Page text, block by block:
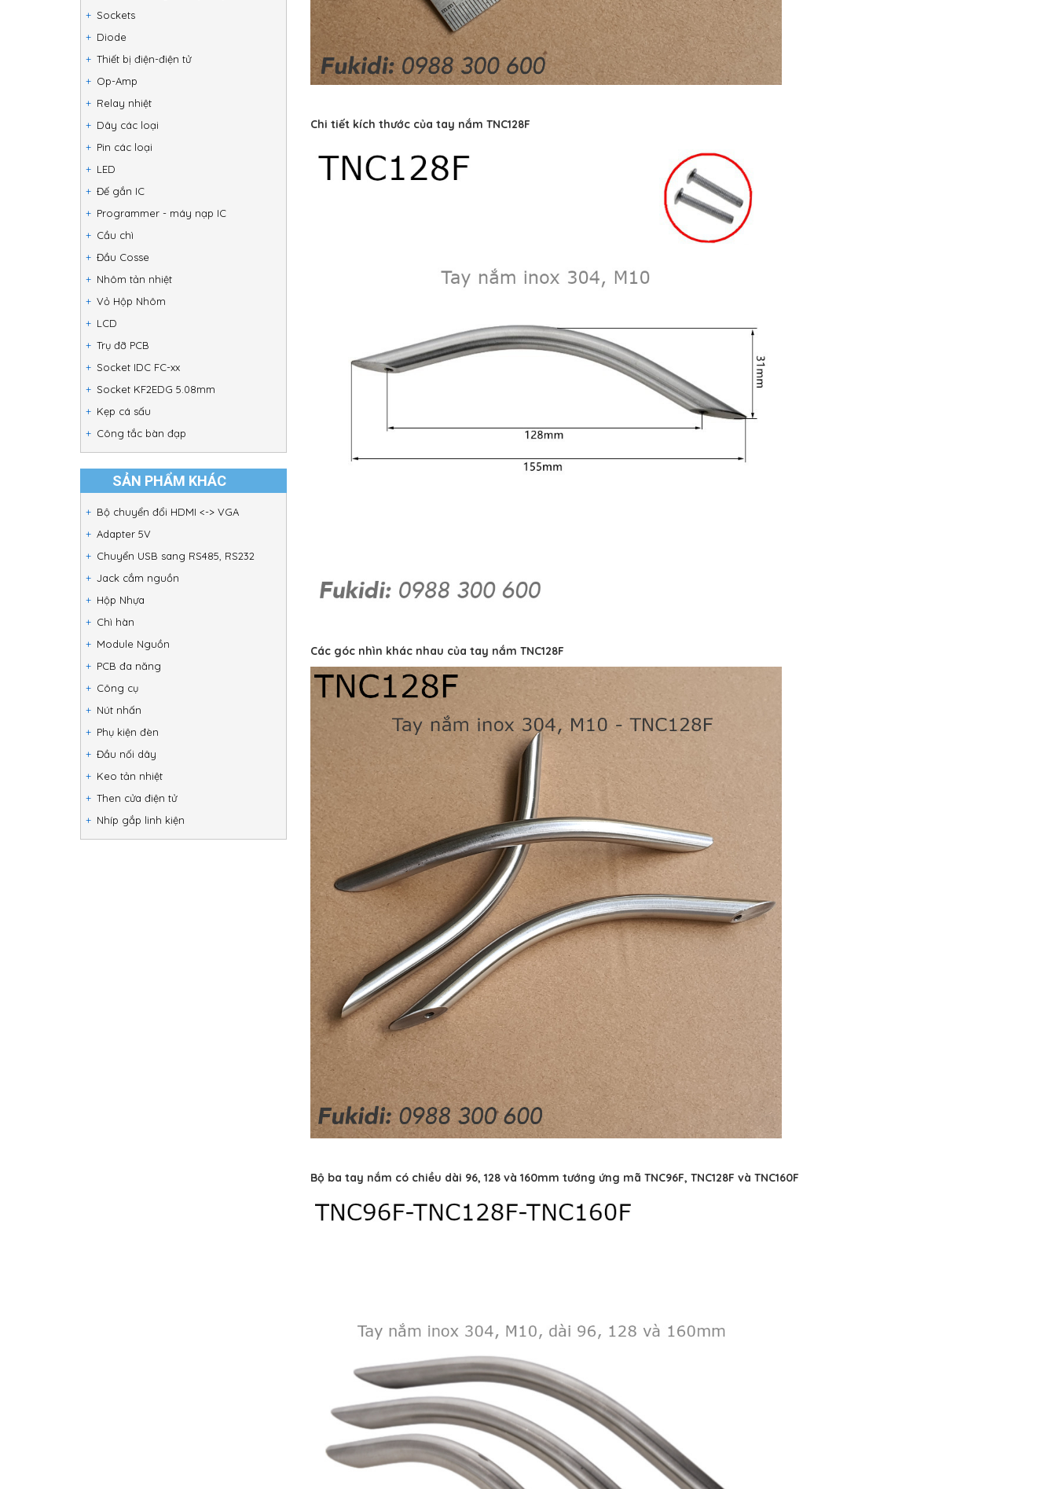
Sockets
Diode
Thiết bị điện-điện tử
Op-Amp
Relay nhiệt
Dây các loại
Pin các loại
LED
Đế gắn IC
Programmer - máy nạp IC
Cầu chì
Đầu Cosse
Nhôm tản nhiệt
Vỏ Hộp Nhôm
LCD
Trụ đỡ PCB
Socket IDC FC-xx
Socket KF2EDG 5.08mm
Kẹp cá sấu
Công tắc bàn đạp
SẢN PHẨM KHÁC
Bộ chuyển đổi HDMI <-> VGA
Adapter 5V
Chuyển USB sang RS485, RS232
Jack cắm nguồn
Hộp Nhựa
Chì hàn
Module Nguồn
PCB đa năng
Công cụ
Nút nhấn
Phụ kiện đèn
Đầu nối dây
Keo tản nhiệt
Then cửa điện tử
Nhíp gắp linh kiện
Chi tiết kích thước của tay nắm TNC128F
Các góc nhìn khác nhau của tay nắm TNC128F
Bộ ba tay nắm có chiều dài 96, 128 và 160mm tướng ứng mã TNC96F, TNC128F và TNC160F